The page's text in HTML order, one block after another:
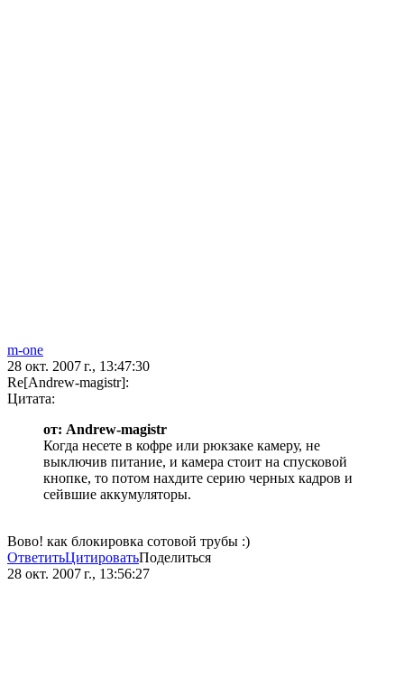
m-one
28 окт. 2007 г., 13:47:30
Re[Andrew-magistr]:
Цитата:
от: Andrew-magistr
Когда несете в кофре или рюкзаке камеру, не
выключив питание, и камера стоит на спусковой
кнопке, то потом нахдите серию черных кадров и
сейвшие аккумуляторы.
Вово! как блокировка сотовой трубы :)
ОтветитьЦитироватьПоделиться
28 окт. 2007 г., 13:56:27